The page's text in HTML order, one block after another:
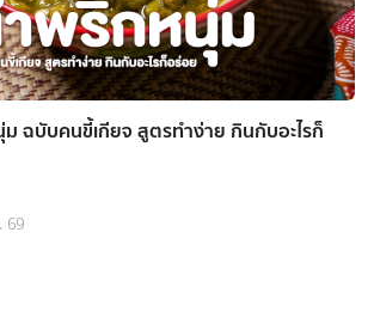
ฉบับคนขี้เกียจ สูตรทำง่าย กินกับอะไรก็
69